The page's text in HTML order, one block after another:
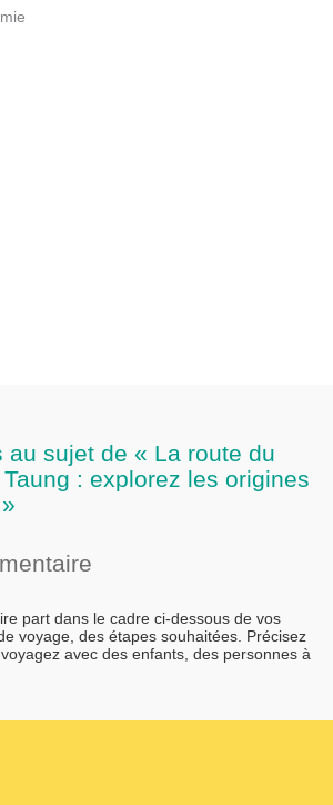
au sujet de « La route du
: explorez les origines
part dans le cadre ci-dessous de vos
voyage, des étapes souhaitées. Précisez
avec des enfants, des personnes à